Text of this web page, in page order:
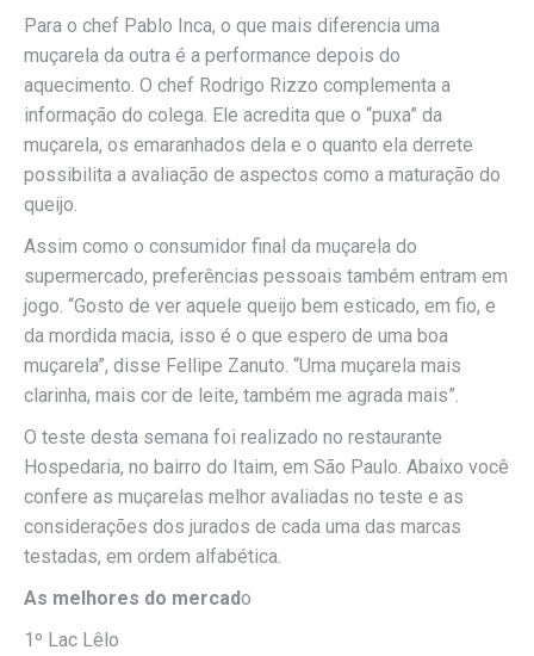
Para o chef Pablo Inca, o que mais diferencia uma
muçarela da outra é a performance depois do
aquecimento. O chef Rodrigo Rizzo complementa a
informação do colega. Ele acredita que o “puxa” da
muçarela, os emaranhados dela e o quanto ela derrete
possibilita a avaliação de aspectos como a maturação do
queijo.
Assim como o consumidor final da muçarela do
supermercado, preferências pessoais também entram em
jogo. “Gosto de ver aquele queijo bem esticado, em fio, e
da mordida macia, isso é o que espero de uma boa
muçarela”, disse Fellipe Zanuto. “Uma muçarela mais
clarinha, mais cor de leite, também me agrada mais”.
O teste desta semana foi realizado no restaurante
Hospedaria, no bairro do Itaim, em São Paulo. Abaixo você
confere as muçarelas melhor avaliadas no teste e as
considerações dos jurados de cada uma das marcas
testadas, em ordem alfabética.
As melhores do mercado
1º Lac Lêlo